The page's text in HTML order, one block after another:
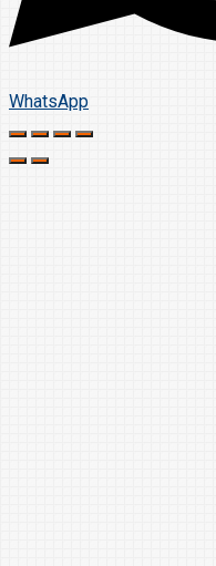
WhatsApp